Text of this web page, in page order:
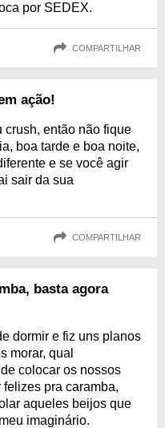
por SEDEX.
COMPARTILHAR
ação!
crush, então não fique
boa tarde e boa noite,
e se você agir
sair da sua
COMPARTILHAR
basta agora
dormir e fiz uns planos
morar, qual
colocar os nossos
pra caramba,
aqueles beijos que
imaginário.